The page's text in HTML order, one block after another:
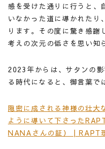
感を受けた通りに行うと、
いなかった道に導かれたり
ります。その度に驚き感謝
考えの次元の低さを思い知
2023年からは、サタンの
る時代になると、御言葉で
隠密に成される神様の壮大
ように導いて下さった
NANAさんの証） | RAPT